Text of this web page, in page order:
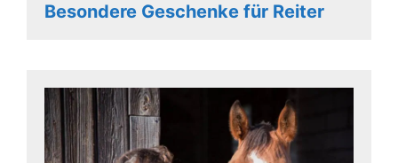
Besondere Geschenke für Reiter